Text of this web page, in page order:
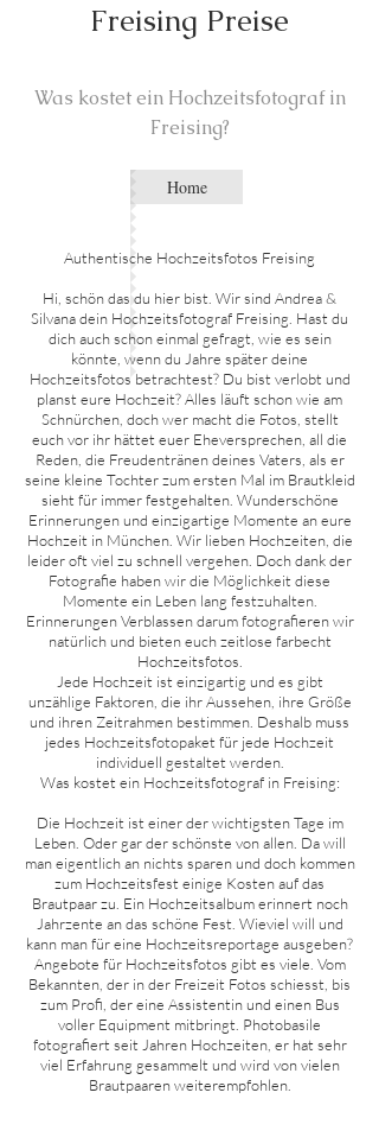
Freising Preise
Was kostet ein Hochzeitsfotograf in
Freising?
Home
Authentische Hochzeitsfotos Freising
Hi, schön das du hier bist. Wir sind Andrea &
Silvana dein Hochzeitsfotograf Freising. Hast du
dich auch schon einmal gefragt, wie es sein
könnte, wenn du Jahre später deine
Hochzeitsfotos betrachtest? Du bist verlobt und
planst eure Hochzeit? Alles läuft schon wie am
Schnürchen, doch wer macht die Fotos, stellt
euch vor ihr hättet euer Eheversprechen, all die
Reden, die Freudentränen deines Vaters, als er
seine kleine Tochter zum ersten Mal im Brautkleid
sieht für immer festgehalten. Wunderschöne
Erinnerungen und einzigartige Momente an eure
Hochzeit in München. Wir lieben Hochzeiten, die
leider oft viel zu schnell vergehen. Doch dank der
Fotografie haben wir die Möglichkeit diese
Momente ein Leben lang festzuhalten.
Erinnerungen Verblassen darum fotografieren wir
natürlich und bieten euch zeitlose farbecht
Hochzeitsfotos.
Jede Hochzeit ist einzigartig und es gibt
unzählige Faktoren, die ihr Aussehen, ihre Größe
und ihren Zeitrahmen bestimmen. Deshalb muss
jedes Hochzeitsfotopaket für jede Hochzeit
individuell gestaltet werden.
Was kostet ein Hochzeitsfotograf in Freising:
Die Hochzeit ist einer der wichtigsten Tage im
Leben. Oder gar der schönste von allen. Da will
man eigentlich an nichts sparen und doch kommen
zum Hochzeitsfest einige Kosten auf das
Brautpaar zu. Ein Hochzeitsalbum erinnert noch
Jahrzente an das schöne Fest. Wieviel will und
kann man für eine Hochzeitsreportage ausgeben?
Angebote für Hochzeitsfotos gibt es viele. Vom
Bekannten, der in der Freizeit Fotos schiesst, bis
zum Profi, der eine Assistentin und einen Bus
voller Equipment mitbringt. Photobasile
fotografiert seit Jahren Hochzeiten, er hat sehr
viel Erfahrung gesammelt und wird von vielen
Brautpaaren weiterempfohlen.